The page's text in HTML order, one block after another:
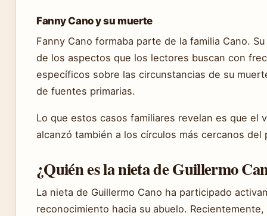
Fanny Cano y su muerte
Fanny Cano formaba parte de la familia Cano.
de los aspectos que los lectores buscan con
específicos sobre las circunstancias de su
de fuentes primarias.
Lo que estos casos familiares revelan es que el
alcanzó también a los círculos más cercanos del
¿Quién es la nieta de Guillermo
La nieta de Guillermo Cano ha participado
reconocimiento hacia su abuelo.